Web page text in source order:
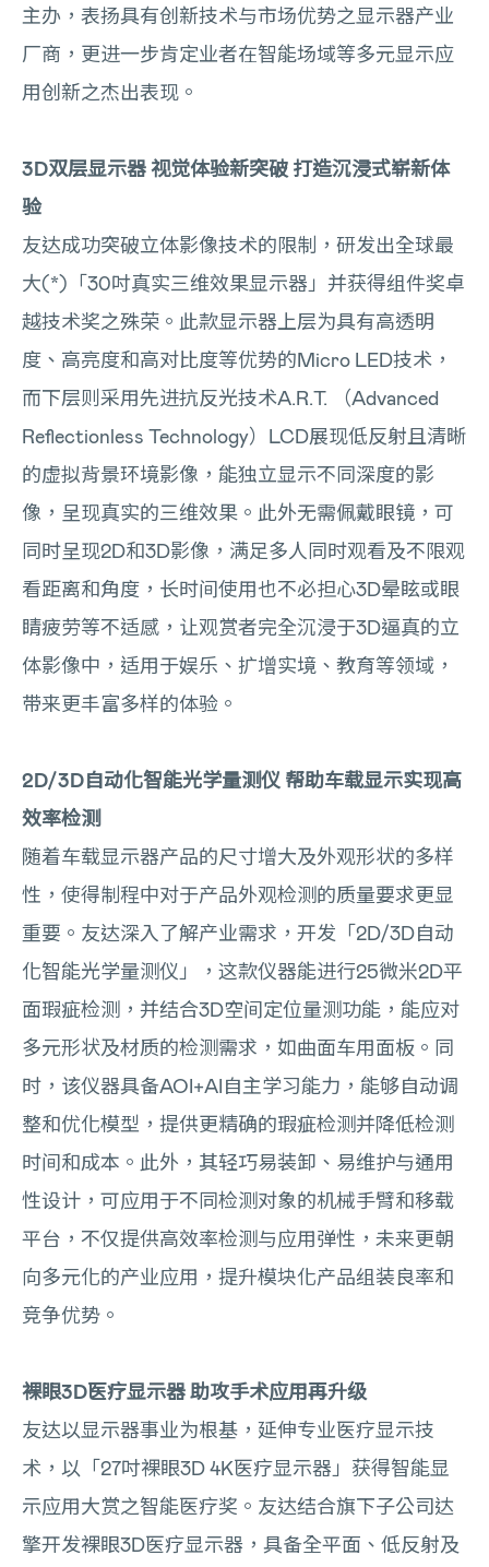
主办，表扬具有创新技术与市场优势之显示器产业
厂商，更进一步肯定业者在智能场域等多元显示应
用创新之杰出表现。
3D双层显示器 视觉体验新突破 打造沉浸式崭新体
验
友达成功突破立体影像技术的限制，研发出全球最
大(*)「30吋真实三维效果显示器」并获得组件奖卓
越技术奖之殊荣。此款显示器上层为具有高透明
度、高亮度和高对比度等优势的Micro LED技术，
而下层则采用先进抗反光技术A.R.T. （Advanced
Reflectionless Technology）LCD展现低反射且清晰
的虚拟背景环境影像，能独立显示不同深度的影
像，呈现真实的三维效果。此外无需佩戴眼镜，可
同时呈现2D和3D影像，满足多人同时观看及不限观
看距离和角度，长时间使用也不必担心3D晕眩或眼
睛疲劳等不适感，让观赏者完全沉浸于3D逼真的立
体影像中，适用于娱乐、扩增实境、教育等领域，
带来更丰富多样的体验。
2D/3D自动化智能光学量测仪 帮助车载显示实现高
效率检测
随着车载显示器产品的尺寸增大及外观形状的多样
性，使得制程中对于产品外观检测的质量要求更显
重要。友达深入了解产业需求，开发「2D/3D自动
化智能光学量测仪」，这款仪器能进行25微米2D平
面瑕疵检测，并结合3D空间定位量测功能，能应对
多元形状及材质的检测需求，如曲面车用面板。同
时，该仪器具备AOI+AI自主学习能力，能够自动调
整和优化模型，提供更精确的瑕疵检测并降低检测
时间和成本。此外，其轻巧易装卸、易维护与通用
性设计，可应用于不同检测对象的机械手臂和移载
平台，不仅提供高效率检测与应用弹性，未来更朝
向多元化的产业应用，提升模块化产品组装良率和
竞争优势。
裸眼3D医疗显示器 助攻手术应用再升级
友达以显示器事业为根基，延伸专业医疗显示技
术，以「27吋裸眼3D 4K医疗显示器」获得智能显
示应用大赏之智能医疗奖。友达结合旗下子公司达
擎开发裸眼3D医疗显示器，具备全平面、低反射及